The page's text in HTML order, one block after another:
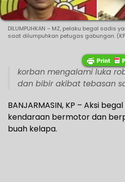
DILUMPUHKAN – MZ, pelaku begal sadis
saat dilumpuhkan petugas gabungan.
korban mengalami luka
dan bibir akibat tebasan
BANJARMASIN, KP – Aksi
kendaraan bermotor dan
buah kelapa.